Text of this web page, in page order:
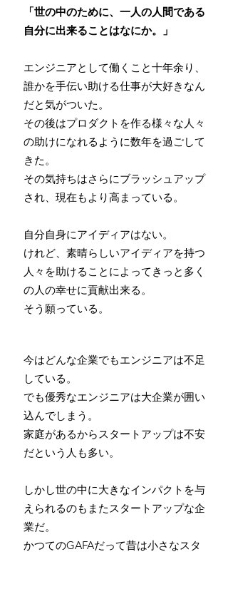
「世の中のために、一人の人間である
自分に出来ることはなにか。」
エンジニアとして働くこと十年余り、
誰かを手伝い助ける仕事が大好きなん
だと気がついた。
その後はプロダクトを作る様々な人々
の助けになれるように数年を過ごして
きた。
その気持ちはさらにブラッシュアップ
され、現在もより高まっている。
自分自身にアイディアはない。
けれど、素晴らしいアイディアを持つ
人々を助けることによってきっと多く
の人の幸せに貢献出来る。
そう願っている。
今はどんな企業でもエンジニアは不足
している。
でも優秀なエンジニアは大企業が囲い
込んでしまう。
​家庭があるからスタートアップは不安
だという人も多い。​
しかし世の中に大きなインパクトを与
えられるのもまたスタートアップな企
業だ。
かつてのGAFAだって昔は小さなスタ